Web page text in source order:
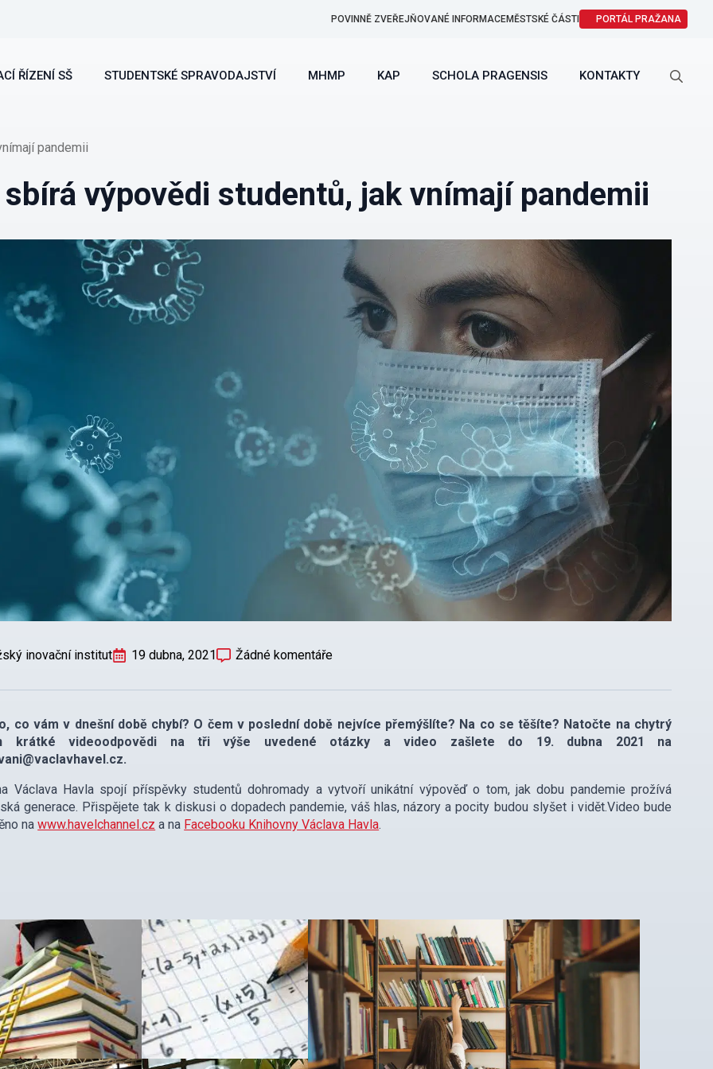
POVINNĚ ZVEŘEJŇOVANÉ INFORMACEMĚSTSKÉ ČÁSTI PORTÁL PRAŽANA
ŘÍZENÍ SŠ STUDENTSKÉ SPRAVODAJSTVÍ MHMP KAP SCHOLA PRAGENSIS KONTAKTY
pandemii
výpovědi studentů, jak vnímají pandemii
inovační institut 19 dubna, 2021 Žádné komentáře
co vám v dnešní době chybí? O čem v poslední době nejvíce přemýšlíte? Na co se těšíte? Natočte na chytrý
krátké videoodpovědi na tři výše uvedené otázky a video zašlete do 19. dubna 2021 na
Václava Havla spojí příspěvky studentů dohromady a vytvoří unikátní výpověď o tom, jak dobu pandemie prožívá
generace. Přispějete tak k diskusi o dopadech pandemie, váš hlas, názory a pocity budou slyšet i vidět.Video bude
nawww.havelchannel.cz a na Facebooku Knihovny Václava Havla.